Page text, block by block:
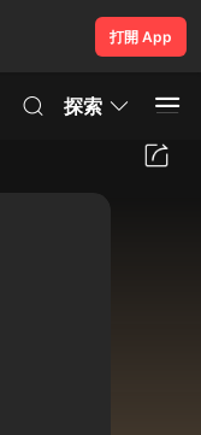
打開 App
探索